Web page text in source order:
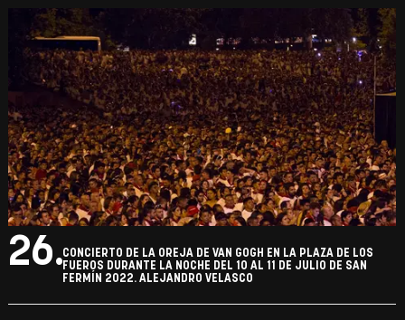
26.CONCIERTO DE LA OREJA DE VAN GOGH EN LA PLAZA DE LOS
FUEROS DURANTE LA NOCHE DEL 10 AL 11 DE JULIO DE SAN
FERMÍN 2022. ALEJANDRO VELASCO